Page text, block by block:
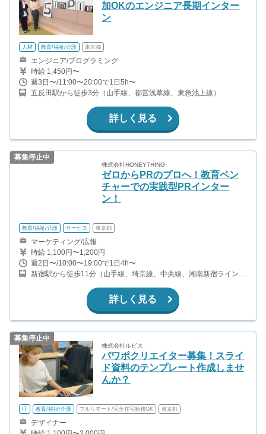
加OKのエンジニア長期インター
ン
人材 教育/福祉/介護 東京都
エンジニア/プログラミング
時給 1,450円〜
週3日〜/11:00〜20:00で1日5h〜
五反田駅から徒歩3分（山手線、都営浅草線、東急池上線）
詳しく見る
募集停止中
株式会社HONEYTHING
ゼロからPRのプロへ！教育ベン
チャーでの実践型PRインター
ン！
教育/福祉/介護 サービス 東京都
マーケティング/広報
時給 1,100円〜1,200円
週2日〜/10:00〜19:00で1日4h〜
新宿駅から徒歩11分（山手線、埼京線、中央線、湘南新宿ライン、
線） 南新宿駅から徒歩6分（小田急線） 参宮橋駅から徒歩8分（小
詳しく見る
募集停止中
株式会社ルビス
パワポクリエイター募集！スライ
ド資料のテンプレート作成しませ
んか？
IT 教育/福祉/介護 フルリモート/完全在宅勤務OK 東京都
デザイナー